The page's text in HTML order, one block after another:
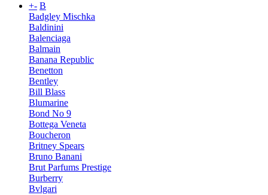
+- B
Badgley Mischka
Baldinini
Balenciaga
Balmain
Banana Republic
Benetton
Bentley
Bill Blass
Blumarine
Bond No 9
Bottega Veneta
Boucheron
Britney Spears
Bruno Banani
Brut Parfums Prestige
Burberry
Bvlgari